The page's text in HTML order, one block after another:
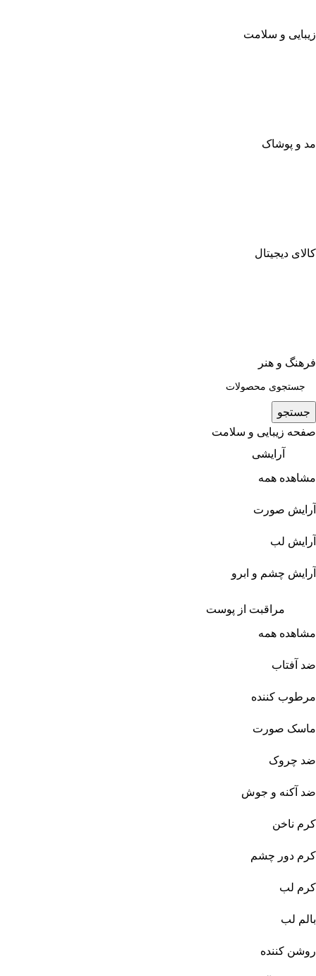
زیبایی و سلامت
مد و پوشاک
کالای دیجیتال
فرهنگ و هنر
جستجو
صفحه زیبایی و سلامت
آرایشی
مشاهده همه
آرایش صورت
آرایش لب
آرایش چشم و ابرو
مراقبت از پوست
مشاهده همه
ضد آفتاب
مرطوب کننده
ماسک صورت
ضد چروک
ضد آکنه و جوش
کرم ناخن
کرم دور چشم
کرم لب
بالم لب
روشن کننده